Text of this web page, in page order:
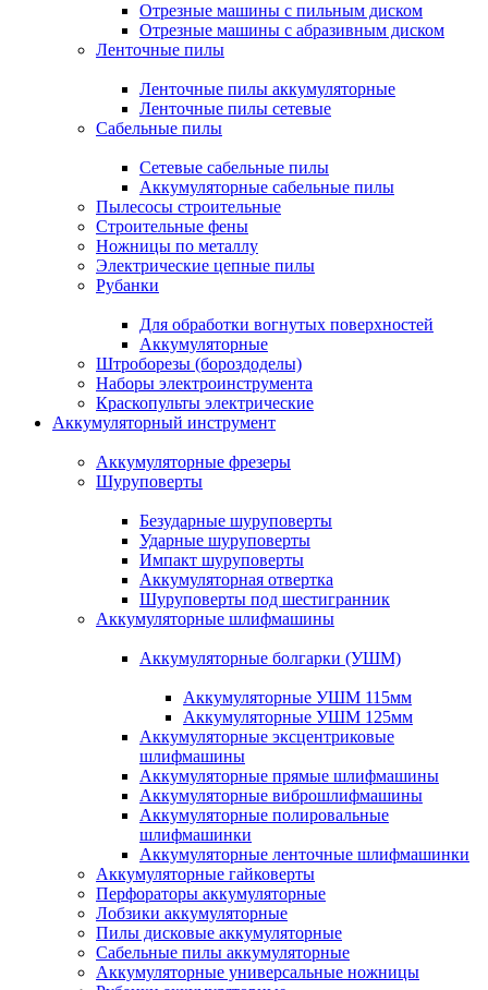
Отрезные машины с пильным диском
Отрезные машины с абразивным диском
Ленточные пилы
Ленточные пилы аккумуляторные
Ленточные пилы сетевые
Сабельные пилы
Сетевые сабельные пилы
Аккумуляторные сабельные пилы
Пылесосы строительные
Строительные фены
Ножницы по металлу
Электрические цепные пилы
Рубанки
Для обработки вогнутых поверхностей
Аккумуляторные
Штроборезы (бороздоделы)
Наборы электроинструмента
Краскопульты электрические
Аккумуляторный инструмент
Аккумуляторные фрезеры
Шуруповерты
Безударные шуруповерты
Ударные шуруповерты
Импакт шуруповерты
Аккумуляторная отвертка
Шуруповерты под шестигранник
Аккумуляторные шлифмашины
Аккумуляторные болгарки (УШМ)
Аккумуляторные УШМ 115мм
Аккумуляторные УШМ 125мм
Аккумуляторные эксцентриковые
шлифмашины
Аккумуляторные прямые шлифмашины
Аккумуляторные виброшлифмашины
Аккумуляторные полировальные
шлифмашинки
Аккумуляторные ленточные шлифмашинки
Аккумуляторные гайковерты
Перфораторы аккумуляторные
Лобзики аккумуляторные
Пилы дисковые аккумуляторные
Сабельные пилы аккумуляторные
Аккумуляторные универсальные ножницы